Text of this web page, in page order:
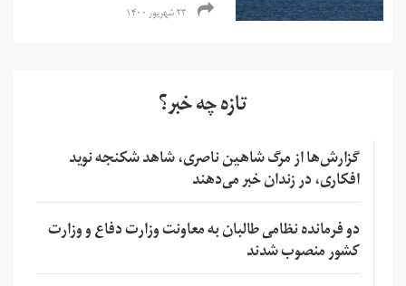
۲۳ شهریور ۱۴۰۰
تازه چه خبر؟
گزارش‌ها از مرگ شاهین ناصری، شاهد شکنجه نوید
افکاری، در زندان خبر می‌دهند
دو فرمانده نظامی طالبان به معاونت وزارت دفاع و وزارت
کشور منصوب شدند